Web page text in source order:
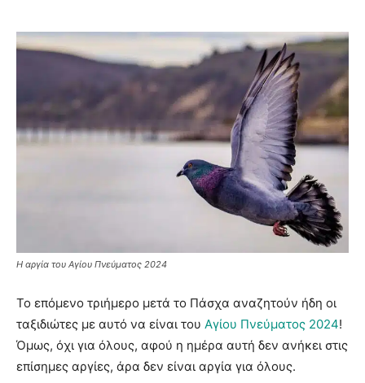
Η αργία του Αγίου Πνεύματος 2024
Το επόμενο τριήμερο μετά το Πάσχα αναζητούν ήδη οι
ταξιδιώτες με αυτό να είναι του Αγίου Πνεύματος 2024!
Όμως, όχι για όλους, αφού η ημέρα αυτή δεν ανήκει στις
επίσημες αργίες, άρα δεν είναι αργία για όλους.